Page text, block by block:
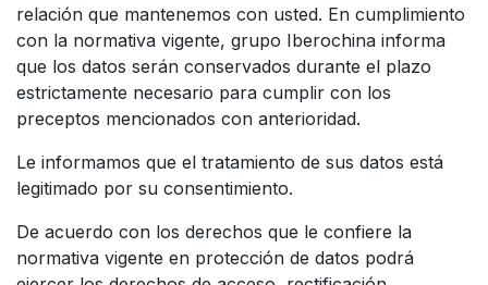
relación que mantenemos con usted. En cumplimiento
con la normativa vigente, grupo Iberochina informa
que los datos serán conservados durante el plazo
estrictamente necesario para cumplir con los
preceptos mencionados con anterioridad.
Le informamos que el tratamiento de sus datos está
legitimado por su consentimiento.
De acuerdo con los derechos que le confiere la
normativa vigente en protección de datos podrá